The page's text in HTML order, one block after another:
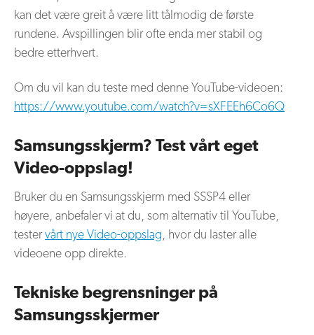
kan det være greit å være litt tålmodig de første
rundene. Avspillingen blir ofte enda mer stabil og
bedre etterhvert.
Om du vil kan du teste med denne YouTube-videoen:
https://www.youtube.com/watch?v=sXFEEh6Co6Q
Samsungsskjerm? Test vårt eget
Video-oppslag!
Bruker du en Samsungsskjerm med SSSP4 eller
høyere, anbefaler vi at du, som alternativ til YouTube,
testervårt nye Video-oppslag, hvor du laster alle
videoene opp direkte.
Tekniske begrensninger på
Samsungsskjermer